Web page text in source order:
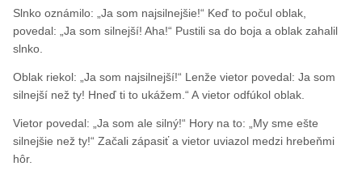
Slnko oznámilo: „Ja som najsilnejšie!“ Keď to počul oblak,
povedal: „Ja som silnejší! Aha!“ Pustili sa do boja a oblak zahalil
slnko.
Oblak riekol: „Ja som najsilnejší!“ Lenže vietor povedal: Ja som
silnejší než ty! Hneď ti to ukážem.“ A vietor odfúkol oblak.
Vietor povedal: „Ja som ale silný!“ Hory na to: „My sme ešte
silnejšie než ty!“ Začali zápasiť a vietor uviazol medzi hrebeňmi
hôr.